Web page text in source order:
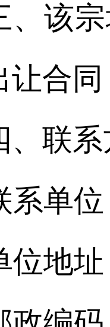
宗
让合
联系
位
址